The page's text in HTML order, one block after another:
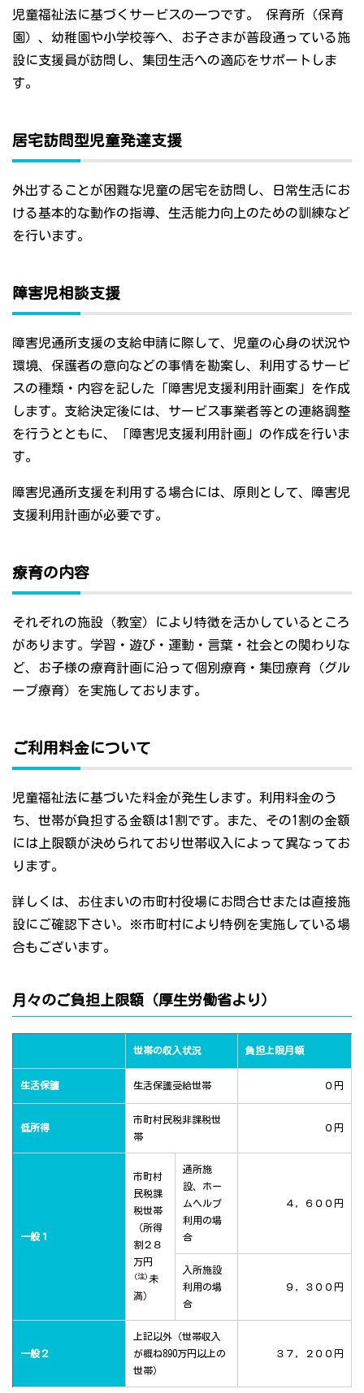
児童福祉法に基づくサービスの一つです。 保育所（保育
園）、幼稚園や小学校等へ、お子さまが普段通っている施
設に支援員が訪問し、集団生活への適応をサポートしま
す。
居宅訪問型児童発達支援
外出することが困難な児童の居宅を訪問し、日常生活にお
ける基本的な動作の指導、生活能力向上のための訓練など
を行います。
障害児相談支援
障害児通所支援の支給申請に際して、児童の心身の状況や
環境、保護者の意向などの事情を勘案し、利用するサービ
スの種類・内容を記した「障害児支援利用計画案」を作成
します。支給決定後には、サービス事業者等との連絡調整
を行うとともに、「障害児支援利用計画」の作成を行いま
す。
障害児通所支援を利用する場合には、原則として、障害児
支援利用計画が必要です。
療育の内容
それぞれの施設（教室）により特徴を活かしているところ
があります。学習・遊び・運動・言葉・社会との関わりな
ど、お子様の療育計画に沿って個別療育・集団療育（グル
ープ療育）を実施しております。
ご利用料金について
児童福祉法に基づいた料金が発生します。利用料金のう
ち、世帯が負担する金額は1割です。また、その1割の金額
には上限額が決められており世帯収入によって異なってお
ります。
詳しくは、お住まいの市町村役場にお問合せまたは直接施
設にご確認下さい。※市町村により特例を実施している場
合もございます。
月々のご負担上限額（厚生労働省より）
世帯の収入状況 負担上限月額
生活保護 生活保護受給世帯 ０円
低所得
市町村民税非課税世
帯
０円
一般１
市町村
民税課
税世帯
（所得
割２８
万円
(注) 未
満）
通所施
設、ホー
ムヘルプ
利用の場
合
４，６００円
入所施設
利用の場
合
９，３００円
一般２
上記以外（世帯収入
が概ね890万円以上の
世帯）
３７，２００円